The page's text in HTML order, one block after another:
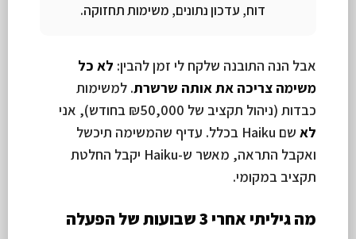
דוח, עדכון נתונים, משימות תחזוקה.
אבל הנה התובנה שלקח לי זמן להבין: לא כל
משימה צריכה את אותה שרשרת. למשימות
כבדות (ניהול תקציב של ₪50,000 בחודש), אני
לא
שם Haiku בכלל. עדיף שהמשימה תיכשל
ואקבל התראה, מאשר ש-Haiku יקבל החלטת
תקציב במקומי.
מה גיליתי אחרי 3 שבועות של הפעלה